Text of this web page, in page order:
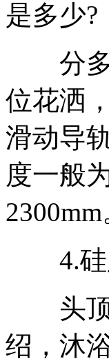
是多少?
分多
位花洒
滑动导
度一般
2300mm
4.硅
头顶
绍，沐